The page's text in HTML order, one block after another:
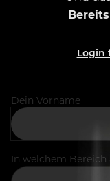
Login
Dein Vorname
In welchem